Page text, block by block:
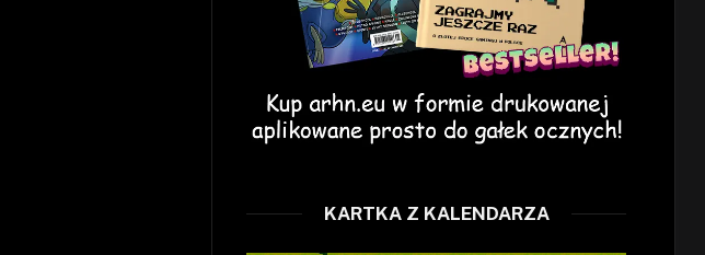
KARTKA Z KALENDARZA